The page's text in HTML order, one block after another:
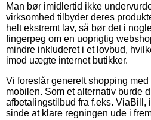
Man bør imidlertid ikke
virksomhed tilbyder deres
helt ekstremt lav, så bør det i
fingerpeg om en uoprigtig
mindre inkluderet i et lovbud,
imod uægte internet butikker.
Vi foreslår generelt shopping
mobilen. Som et alternativ burde
afbetalingstilbud fra f.eks. ViaBill,
sinde at klare regningen ude i